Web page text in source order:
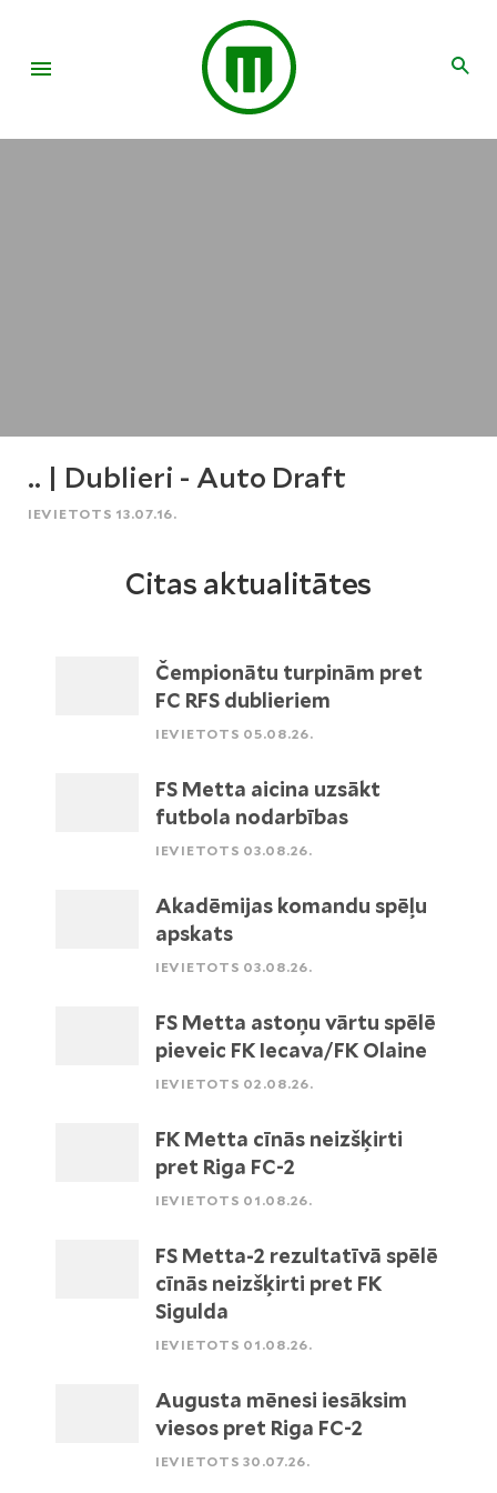
.. | Dublieri - Auto Draft
IEVIETOTS 13.07.16.
Citas aktualitātes
Čempionātu turpinām pret
FC RFS dublieriem
IEVIETOTS 05.08.26.
FS Metta aicina uzsākt
futbola nodarbības
IEVIETOTS 03.08.26.
Akadēmijas komandu spēļu
apskats
IEVIETOTS 03.08.26.
FS Metta astoņu vārtu spēlē
pieveic FK Iecava/FK Olaine
IEVIETOTS 02.08.26.
FK Metta cīnās neizšķirti
pret Riga FC-2
IEVIETOTS 01.08.26.
FS Metta-2 rezultatīvā spēlē
cīnās neizšķirti pret FK
Sigulda
IEVIETOTS 01.08.26.
Augusta mēnesi iesāksim
viesos pret Riga FC-2
IEVIETOTS 30.07.26.